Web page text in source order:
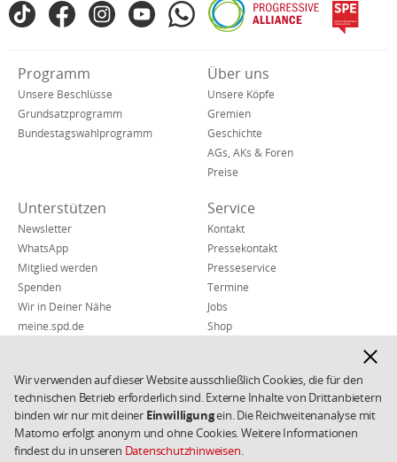
Wir verwenden auf dieser Website ausschließlich Cookies, die für den
technischen Betrieb erforderlich sind. Externe Inhalte von Drittanbietern
binden wir nur mit deiner Einwilligungein. Die Reichweitenanalyse mit
Matomo erfolgt anonym und ohne Cookies. Weitere Informationen
findest du in unseren Datenschutzhinweisen.
Fußbereich
SPD
sozialen
Netzwerken
TikTokFacebookInstagramYouTubeWhatsAppProgressive
Alliance
Verkürzte
Navigation
Programm
Unsere Beschlüsse
Grundsatzprogramm
Bundestagswahlprogramm
Über uns
Unsere Köpfe
Gremien
Geschichte
AGs, AKs & Foren
Preise
Unterstützen
Newsletter
WhatsApp
Mitglied werden
Spenden
Wir in Deiner Nähe
meine.spd.de
Service
Kontakt
Pressekontakt
Presseservice
Termine
Jobs
Shop
Weiterführende
Links/Kleingedrucktes
Impressum
Datenschutz
Kontakt
AGB
Cookies
Copyright 2026 SPD